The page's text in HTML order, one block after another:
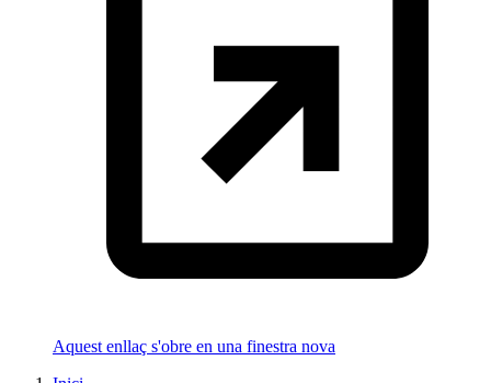
Aquest enllaç s'obre en una finestra nova